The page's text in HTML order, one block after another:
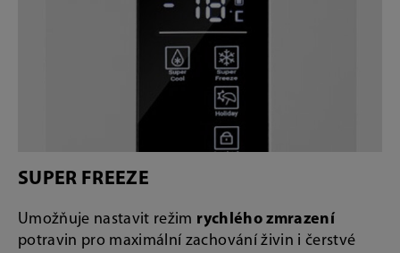
SUPER FREEZE
Umožňuje nastavit režim rychlého zmrazení
potravin pro maximální zachování živin i čerstvé